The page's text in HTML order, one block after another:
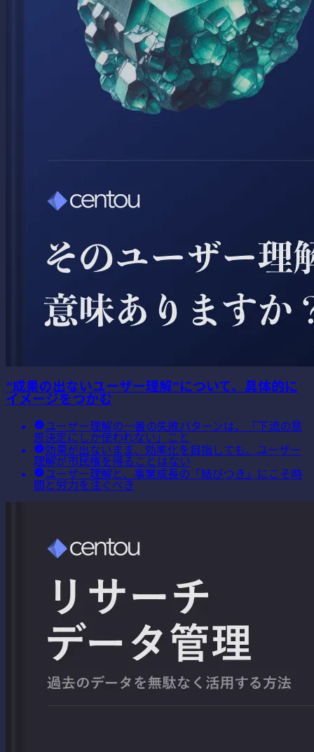
“成果の出ないユーザー理解”について、具体的に
イメージをつかむ
ユーザー理解の一番の失敗パターンは、「下流の意
思決定にしか使われない」こと
効果が出ないまま、効率化を目指しても、ユーザー
理解が市民権を得ることはない
ユーザー理解と、事業成長の「結びつき」にこそ時
間と労力を注ぐべき